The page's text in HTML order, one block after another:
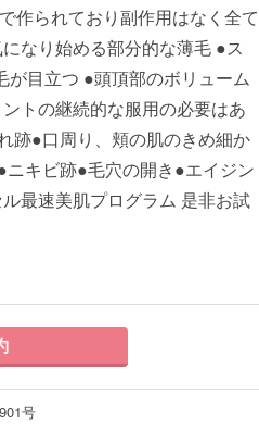
作られており副作用はなく全て
なり始める部分的な薄毛 ●ス
が目立つ ●頭頂部のボリューム
トの継続的な服用の必要はあ
跡●口周り、頬の肌のきめ細か
キビ跡●毛穴の開き●エイジン
最速美肌プログラム 是非お試
号